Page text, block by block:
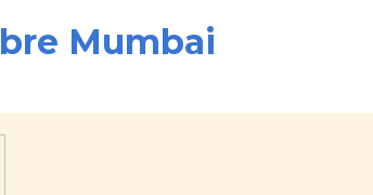
Mumbai